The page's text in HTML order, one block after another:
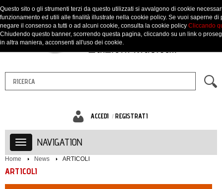
ACCEDI REGISTRATI
NAVIGATION
Home News ARTICOLI
ARTICOLI
Questo sito o gli strumenti terzi da questo utilizzati si avvalgono di cookie
funzionamento ed utili alle finalità illustrate nella cookie policy. Se vuoi saperne di
negare il consenso a tutti o ad alcuni cookie, consulta la cookie policy Cliccando
Chiudendo questo banner, scorrendo questa pagina, cliccando su un link o
in altra maniera, acconsenti all'uso dei cookie.